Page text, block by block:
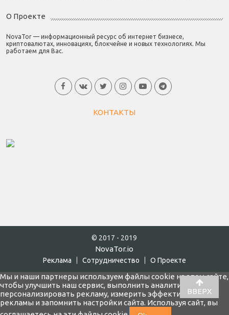
О Проекте
NovaTor — информационный ресурс об интернет бизнесе,
криптовалютах, инновациях, блокчейне и новых технологиях. Мы
работаем для Вас.
КОНТАКТЫ
© 2017 - 2019
NovaTor.io
Реклама Cотрудничество О Проекте
ВВЕРХ
Мы и наши партнеры используем файлы cookie на этом сайте,
чтобы улучшить наш сервис, выполнить аналитику,
персонализировать рекламу, измерить эффективность
рекламы и запомнить настройки сайта. Используя сайт, вы